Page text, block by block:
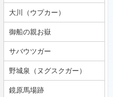
大川（ウプカー）
御船の親お嶽
サバウツガー
野城泉（ヌグスクガー）
鏡原馬場跡